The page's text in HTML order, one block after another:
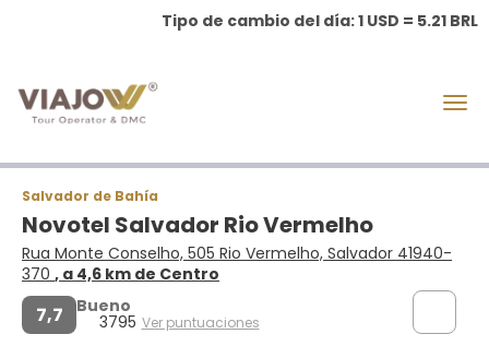
Tipo de cambio del día: 1 USD = 5.21 BRL
Salvador de Bahía
Novotel Salvador Rio Vermelho
Rua Monte Conselho, 505 Rio Vermelho, Salvador 41940-
370 , a 4,6 km de Centro
7,7 Bueno
3795 Ver puntuaciones